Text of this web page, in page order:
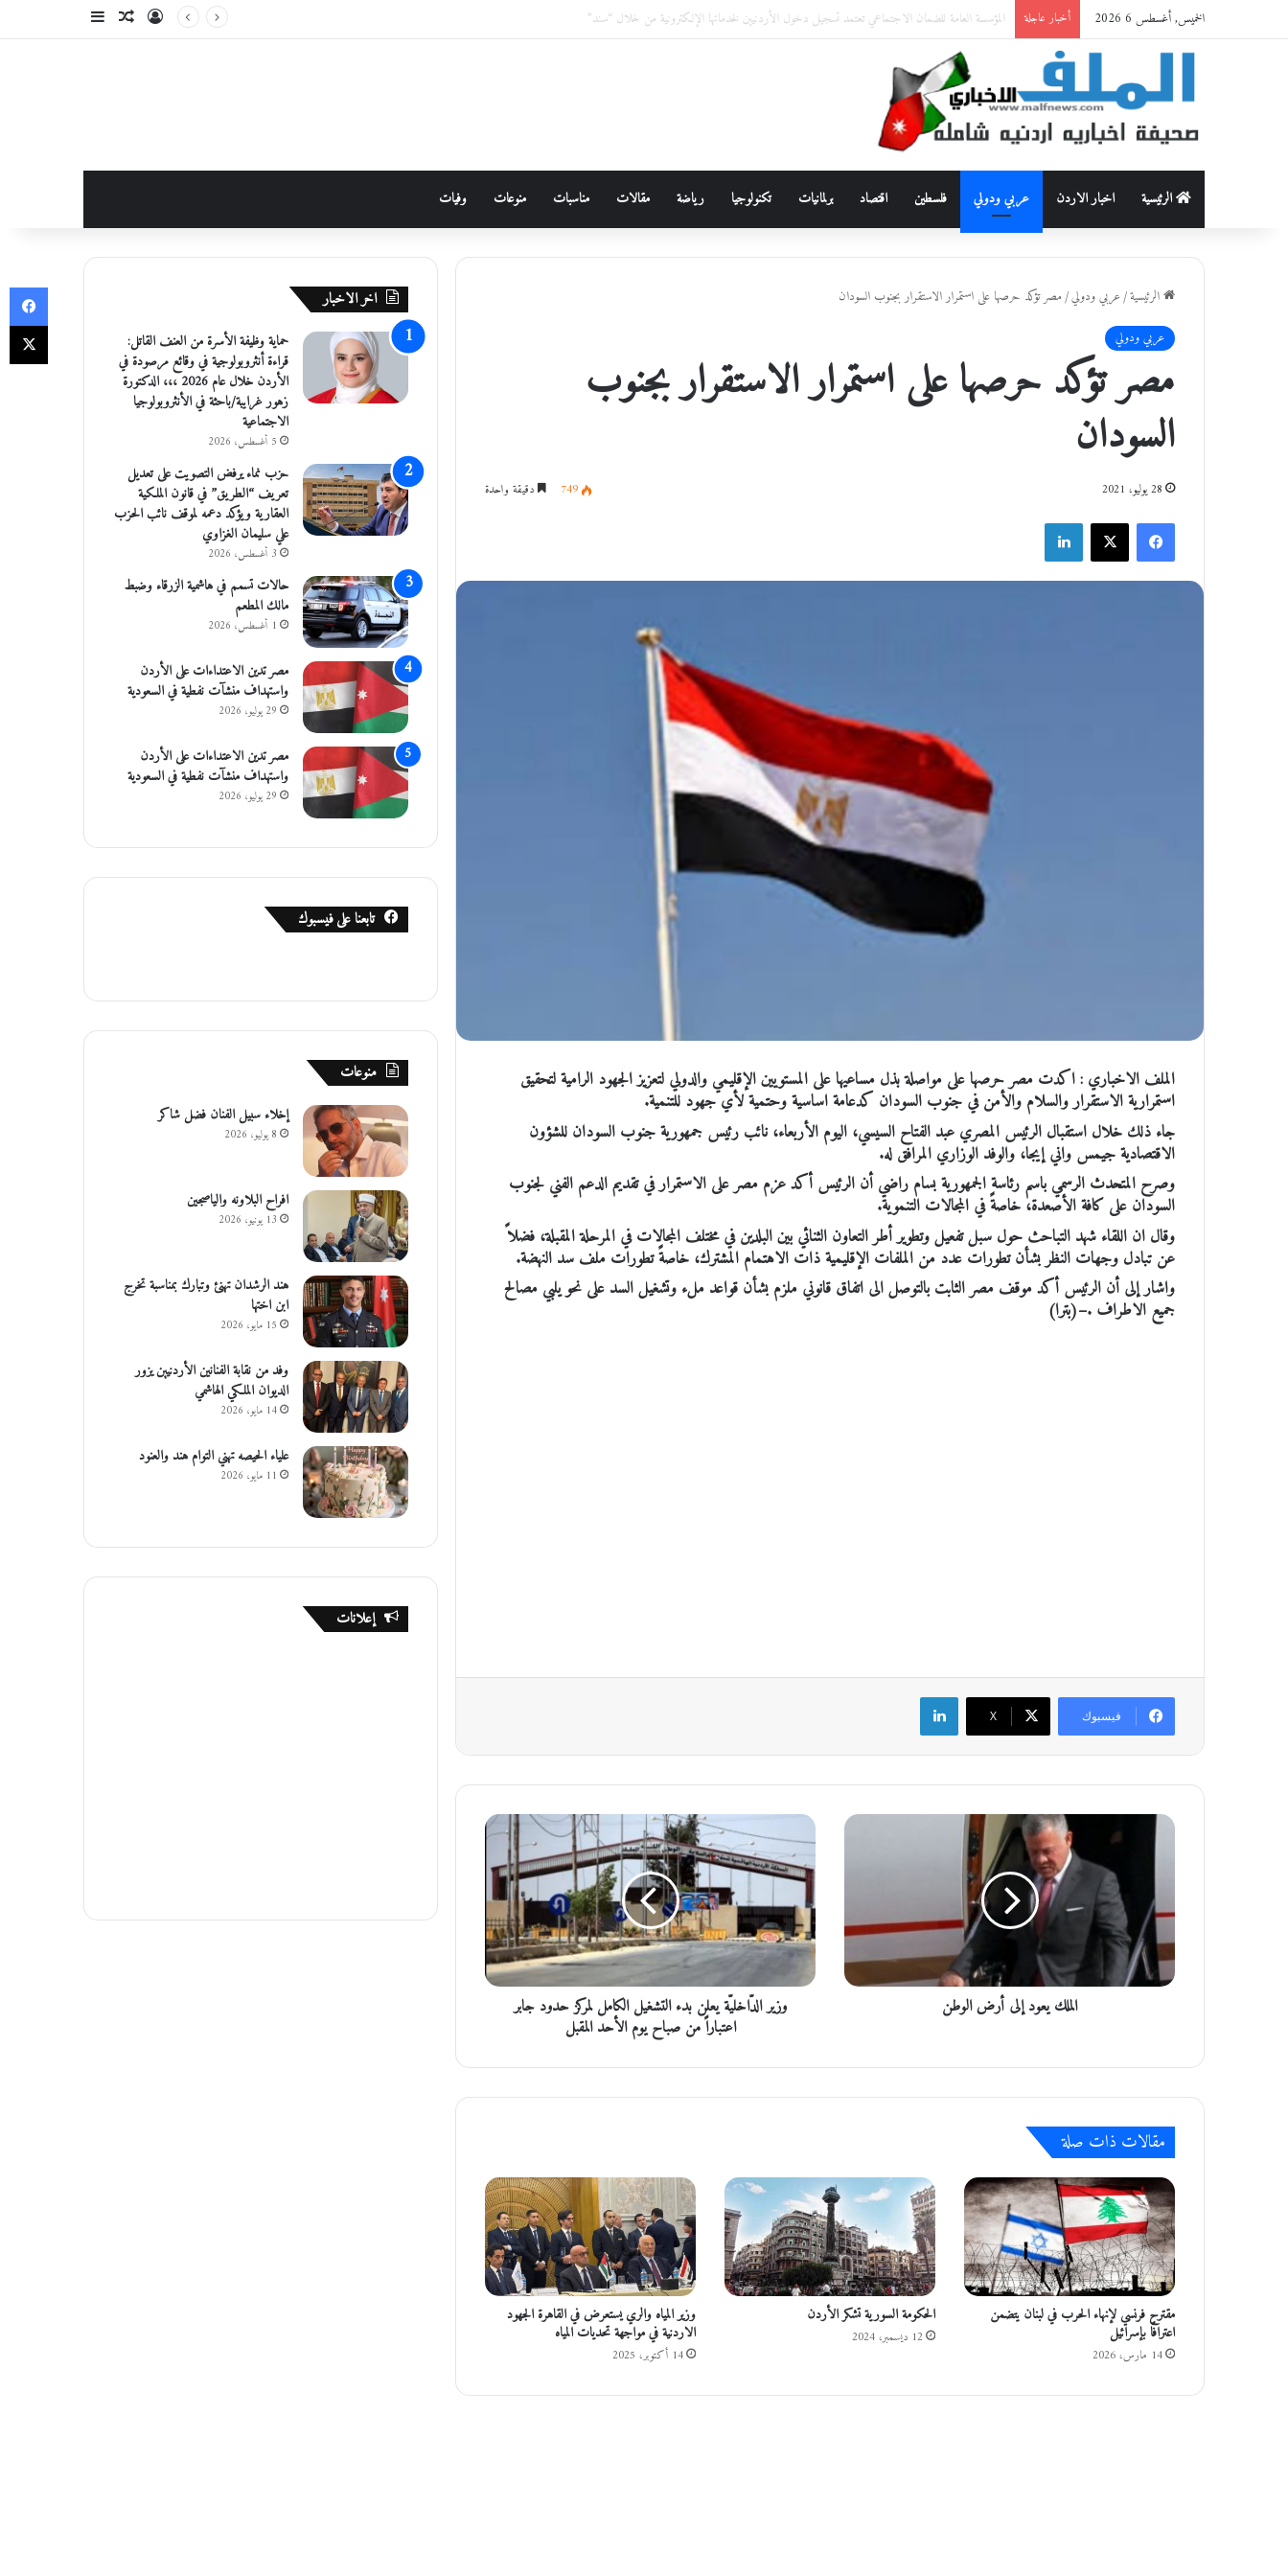
الخميس, أغسطس 6 2026 أخبار عاجلة حماية وظيفة الأسرة من العنف القاتل: قراءة أنثروبولوجية في وقائع مرصودة في الأردن خلال عام 2026 ،،، الدكتورة زهور غرايبة/باحثة في الأنثروبولوجيا الاجتماعية تسجيل الدخولمقال عشوائي
الرئيسية اخبار الاردن عربي ودولي فلسطين اقتصاد برلمانيات تكنولوجيا رياضة مقالات مناسبات منوعات وفيات
الرئيسية/عربي ودولي/مصر تؤكد حرصها على استمرار الاستقرار بجنوب السودان
عربي ودولي
مصر تؤكد حرصها على استمرار الاستقرار بجنوب
السودان
28 يوليو، 2021 749 دقيقة واحدة
فيسبوك
الملف الاخباري : اكدت مصر حرصها على مواصلة بذل مساعيها على المستويين الإقليمي والدولي لتعزيز الجهود الرامية لتحقيق
استمرارية الاستقرار والسلام والأمن في جنوب السودان كدعامة اساسية وحتمية لأي جهود للتنمية.
جاء ذلك خلال استقبال الرئيس المصري عبد الفتاح السيسي، اليوم الأربعاء، نائب رئيس جمهورية جنوب السودان للشؤون
الاقتصادية جيمس واني إيجا، والوفد الوزاري المرافق له.
وصرح المتحدث الرسمي باسم رئاسة الجمهورية بسام راضي أن الرئيس أكد عزم مصر على الاستمرار في تقديم الدعم الفني لجنوب
السودان على كافة الأصعدة، خاصةً في المجالات التنموية.
وقال ان اللقاء شهد التباحث حول سبل تفعيل وتطوير أطر التعاون الثنائي بين البلدين في مختلف المجالات في المرحلة المقبلة، فضلاً
عن تبادل وجهات النظر بشأن تطورات عدد من الملفات الإقليمية ذات الاهتمام المشترك، خاصةً تطورات ملف سد النهضة.
واشار إلى أن الرئيس أكد موقف مصر الثابت بالتوصل الى اتفاق قانوني ملزم بشأن قواعد ملء وتشغيل السد على نحو يلبي مصالح
جميع الاطراف .–(بترا)
فيسبوك ‫X
ا
ي
ع
و
د
أ
ا
ط
ن
الملك يعود إلى أرض الوطن
و
ز
ي
ر
ا
ل
دّ
خ
ي
ء
ا
ل
ت
ش
غ
ي
وزير الدّاخليّة يعلن بدء التشغيل الكامل لمركز حدود جابر
اعتباراً من صباح يوم الأحد المقبل
مقالات ذات صلة
مقترح فرنسي لإنهاء الحرب في لبنان يتضمن
اعترافًا بإسرائيل
14 مارس، 2026
الحكومة السورية تشكر الأردن
12 ديسمبر، 2024
وزير المياه والري يستعرض في القاهرة الجهود
الاردنية في مواجهة تحديات المياه
14 أكتوبر، 2025
اخر الاخبار
حماية وظيفة الأسرة من العنف القاتل:
قراءة أنثروبولوجية في وقائع مرصودة في
الأردن خلال عام 2026 ،،، الدكتورة
زهور غرايبة/باحثة في الأنثروبولوجيا
الاجتماعية
5 أغسطس، 2026
حزب نماء يرفض التصويت على تعديل
تعريف “الطريق” في قانون الملكية
العقارية ويؤكد دعمه لموقف نائب الحزب
علي سليمان الغزاوي
3 أغسطس، 2026
حالات تسمم في هاشمية الزرقاء وضبط
مالك المطعم
1 أغسطس، 2026
مصر تدين الاعتداءات على الأردن
واستهداف منشآت نفطية في السعودية
29 يوليو، 2026
مصر تدين الاعتداءات على الأردن
واستهداف منشآت نفطية في السعودية
29 يوليو، 2026
تابعنا على فيسبوك
منوعات
إخلاء سبيل الفنان فضل شاكر
8 يوليو، 2026
افراح البلاونه والياصجين
13 يونيو، 2026
هند الرشدان تهنئ وتبارك بمناسبة تخرج
ابن اختها
15 مايو، 2026
وفد من نقابة الفنانين الأردنيين يزور
الديوان الملكي الهاشمي
14 مايو، 2026
علياء الحيصه تهني التوام هند والعنود
11 مايو، 2026
إعلانات